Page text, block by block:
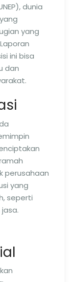
dunia
yang
ini bisa
dan
perusahaan
yang
seperti